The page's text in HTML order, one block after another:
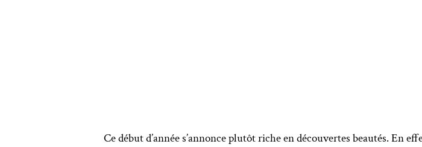
Ce début d’année s’annonce plutôt riche en découvertes beautés. En